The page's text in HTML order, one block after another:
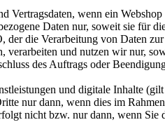
Vertragsdaten, wenn ein
Daten nur, soweit sie für
die Verarbeitung von Daten
verarbeiten und nutzen wir nur,
des Auftrags oder
und digitale Inhalte
nur dann, wenn dies im
nicht bzw. nur dann, wenn